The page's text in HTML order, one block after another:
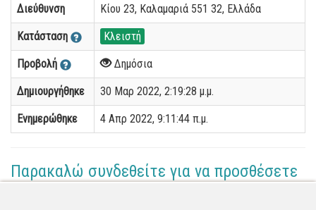
Διεύθυνση Κίου 23, Καλαμαριά 551 32, Ελλάδα
Κατάσταση Κλειστή
Προβολή Δημόσια
Δημιουργήθηκε 30 Μαρ 2022, 2:19:28 μ.μ.
Ενημερώθηκε 4 Απρ 2022, 9:11:44 π.μ.
Παρακαλώ συνδεθείτε για να προσθέσετε